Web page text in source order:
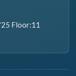
25 Floor:11